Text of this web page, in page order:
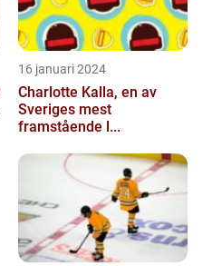
16 januari 2024
Charlotte Kalla, en av
Sveriges mest
framstående l...